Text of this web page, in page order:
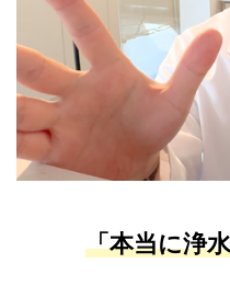
「本当に浄